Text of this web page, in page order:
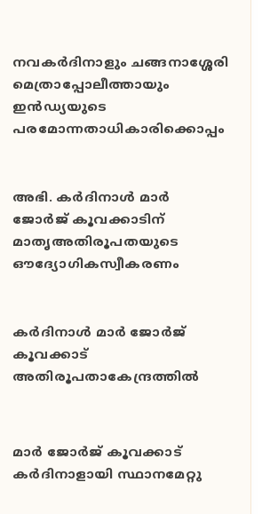
നവകർദിനാളും ചങ്ങനാശ്ശേരി
മെത്രാപ്പോലീത്തായും
ഇൻഡ്യയുടെ
പരമോന്നതാധികാരിക്കൊപ്പം
അഭി. കർദിനാൾ മാർ
ജോർജ് കൂവക്കാടിന്
മാതൃഅതിരൂപതയുടെ
ഔദ്യോഗികസ്വീകരണം
കർദിനാൾ മാർ ജോർജ്
കൂവക്കാട്
അതിരൂപതാകേന്ദ്രത്തിൽ
മാർ ജോർജ് കൂവക്കാട്
കർദിനാളായി സ്ഥാനമേറ്റു